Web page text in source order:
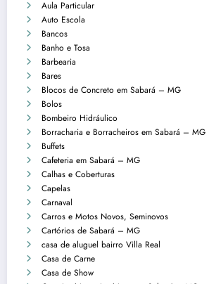
Aula Particular
Auto Escola
Bancos
Banho e Tosa
Barbearia
Bares
Blocos de Concreto em Sabará – MG
Bolos
Bombeiro Hidráulico
Borracharia e Borracheiros em Sabará – MG
Buffets
Cafeteria em Sabará – MG
Calhas e Coberturas
Capelas
Carnaval
Carros e Motos Novos, Seminovos
Cartórios de Sabará – MG
casa de aluguel bairro Villa Real
Casa de Carne
Casa de Show